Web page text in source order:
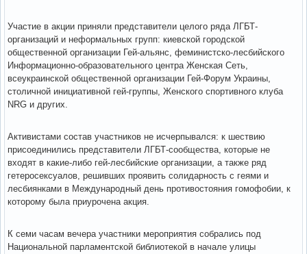
Участие в акции приняли представители целого ряда ЛГБТ-
организаций и неформальных групп: киевской городской
общественной организации Гей-альянс, феминистско-лесбийского
Информационно-образовательного центра Женская Сеть,
всеукраинской общественной организации Гей-Форум Украины,
столичной инициативной гей-группы, Женского спортивного клуба
NRG и других.
Активистами состав участников не исчерпывался: к шествию
присоединились представители ЛГБТ-сообщества, которые не
входят в какие-либо гей-лесбийские организации, а также ряд
гетеросексуалов, решивших проявить солидарность с геями и
лесбиянками в Международный день противостояния гомофобии, к
которому была приурочена акция.
К семи часам вечера участники мероприятия собрались под
Национальной парламентской библиотекой в начале улицы